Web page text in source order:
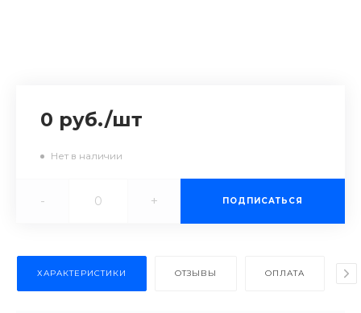
0 руб./шт
Нет в наличии
- + ПОДПИСАТЬСЯ
ХАРАКТЕРИСТИКИ ОТЗЫВЫ ОПЛАТА